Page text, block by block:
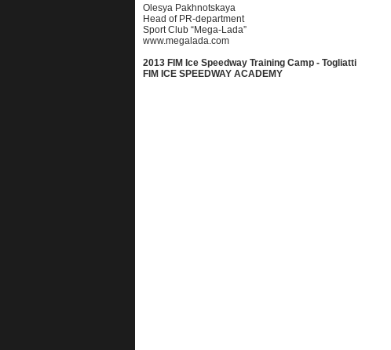
Olesya Pakhnotskaya
Head of PR-department
Sport Club “Mega-Lada”
www.megalada.com
2013 FIM Ice Speedway Training Camp - Togliatti
FIM ICE SPEEDWAY ACADEMY